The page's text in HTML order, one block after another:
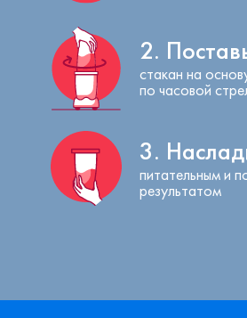
2.
стакан на
по часовой
3.
питательным и
результатом